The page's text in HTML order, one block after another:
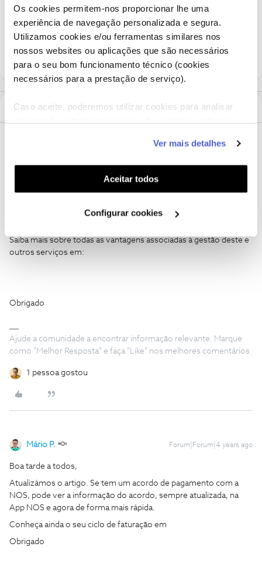
Os cookies permitem-nos proporcionar lhe uma
experiência de navegação personalizada e segura.
Utilizamos cookies e/ou ferramentas similares nos
nossos websites ou aplicações que são necessários
para o seu bom funcionamento técnico (cookies
necessários para a prestação de serviço).
Caso aceite, poderemos utilizar cookies para analisar
funcionalidades (cookies de personalização e
funcionalidade) e adaptar anúncios aos seus interesses
(cookies de publicidade personalizada). Pode gerir a
utilização dos cookies clicando em "Configurar
Ver mais detalhes
Aceitar todos
Configurar cookies
acordos de pagamento na my.nos.pt
12 Comentários Mais antigos primeiro
Forum|Forum|4 years ago
Olá a todos!
Atualizámos o artigo "Como consultar acordos de pagamento na
App NOS" com o novo passo a passo.
Conheça melhor a nova versão da App NOS, com uma estrutura
Saiba mais sobre todas as vantagens associadas à gestão deste e
outros serviços em:
Obrigado
Ajude a comunidade a encontrar informação relevante. Marque
como "Melhor Resposta" e faça "Like" nos melhores comentários.
1 pessoa gostou
Mário P. Forum|Forum|4 years ago
Boa tarde a todos,
Atualizámos o artigo. Se tem um acordo de pagamento com a
NOS, pode ver a informação do acordo, sempre atualizada, na
App NOS e agora de forma mais rápida.
Conheça ainda o seu ciclo de faturação em
Obrigado